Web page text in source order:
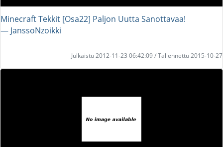
Minecraft Tekkit [Osa22] Paljon Uutta Sanottavaa!
― JanssoNzoikki
Julkaistu 2012-11-23 06:42:09 / Tallennettu 2015-10-27